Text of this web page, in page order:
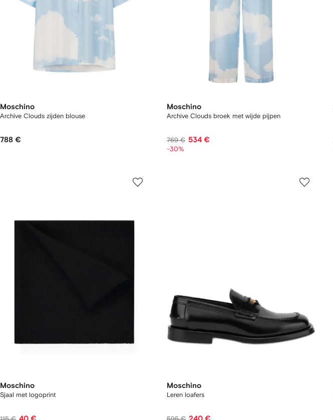
Moschino
Archive Clouds zijden blouse
788 €
Moschino
Archive Clouds broek met wijde pijpen
769 € 534 €
-30%
Moschino
Sjaal met logoprint
Moschino
Leren loafers